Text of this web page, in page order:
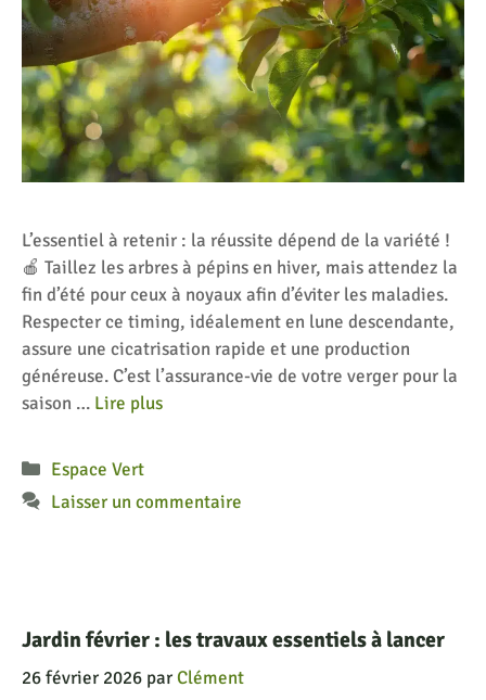
Jardin février : les travaux essentiels à lancer
26 février 2026 parClément
L’essentiel à retenir : la réussite dépend de la variété !
🍎 Taillez les arbres à pépins en hiver, mais attendez la
fin d’été pour ceux à noyaux afin d’éviter les maladies.
Respecter ce timing, idéalement en lune descendante,
assure une cicatrisation rapide et une production
généreuse. C’est l’assurance-vie de votre verger pour la
saison … Lire plus
Catégories
Espace Vert
Laisser un commentaire